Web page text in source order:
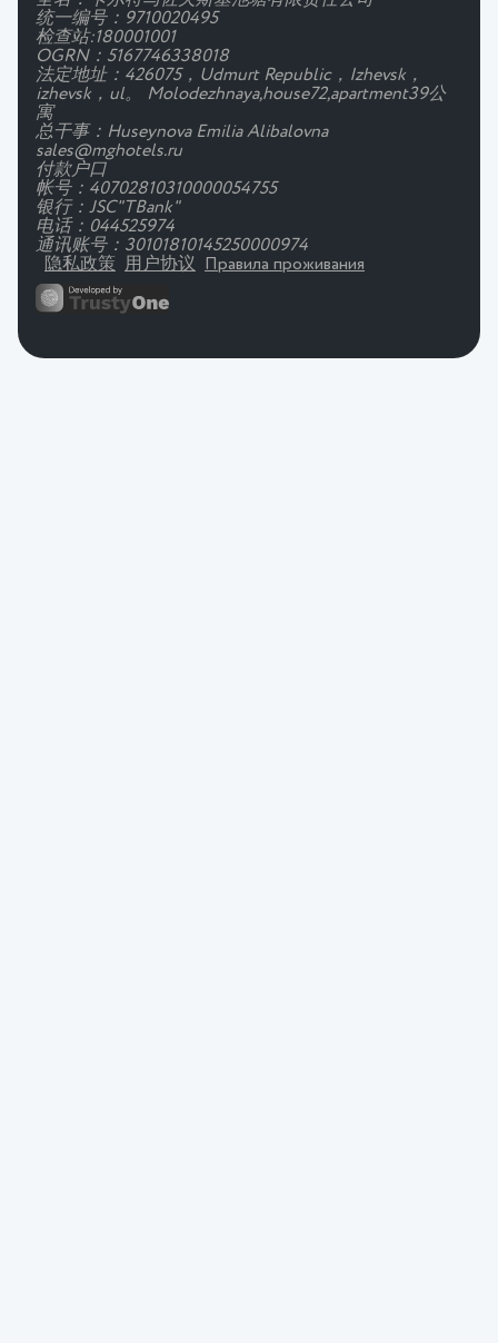
统一编号：9710020495
检查站:180001001
OGRN：5167746338018
法定地址：426075，Udmurt Republic，Izhevsk，
izhevsk，ul。 Molodezhnaya,house72,apartment39公
寓
总干事：Huseynova Emilia Alibalovna
sales@mghotels.ru
付款户口
帐号：40702810310000054755
银行：JSC"TBank"
电话：044525974
通讯账号：30101810145250000974
隐私政策
用户协议 Правила проживания